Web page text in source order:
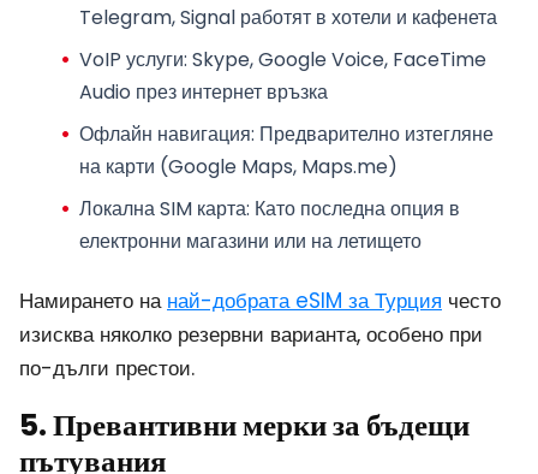
Telegram, Signal работят в хотели и кафенета
VoIP услуги: Skype, Google Voice, FaceTime
Audio през интернет връзка
Офлайн навигация: Предварително изтегляне
на карти (Google Maps, Maps.me)
Локална SIM карта: Като последна опция в
електронни магазини или на летището
Намирането на най-добрата eSIM за Турция често
изисква няколко резервни варианта, особено при
по-дълги престои.
5. Превантивни мерки за бъдещи
пътувания